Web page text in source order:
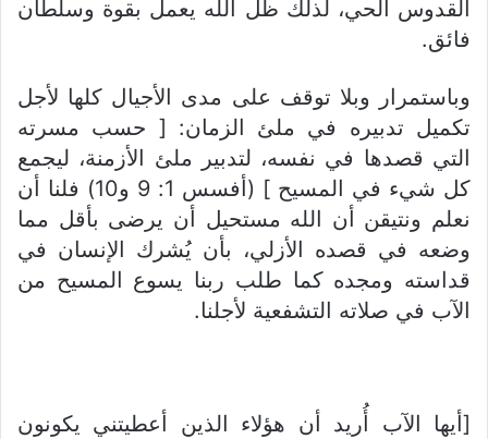
القدوس الحي، لذلك ظل الله يعمل بقوة وسلطان
فائق.
وباستمرار وبلا توقف على مدى الأجيال كلها لأجل
تكميل تدبيره في ملئ الزمان: [ حسب مسرته
التي قصدها في نفسه، لتدبير ملئ الأزمنة، ليجمع
كل شيء في المسيح ] (أفسس 1: 9 و10) فلنا أن
نعلم ونتيقن أن الله مستحيل أن يرضى بأقل مما
وضعه في قصده الأزلي، بأن يُشرك الإنسان في
قداسته ومجده كما طلب ربنا يسوع المسيح من
الآب في صلاته التشفعية لأجلنا.
[أيها الآب أُريد أن هؤلاء الذين أعطيتني يكونون